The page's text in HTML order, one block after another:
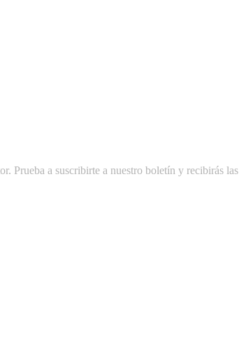
Prueba a suscribirte a nuestro boletín y recibirás